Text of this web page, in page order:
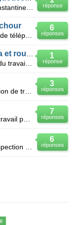
réponse
6
réponses
1
réponse
3
réponses
7
réponses
6
réponses